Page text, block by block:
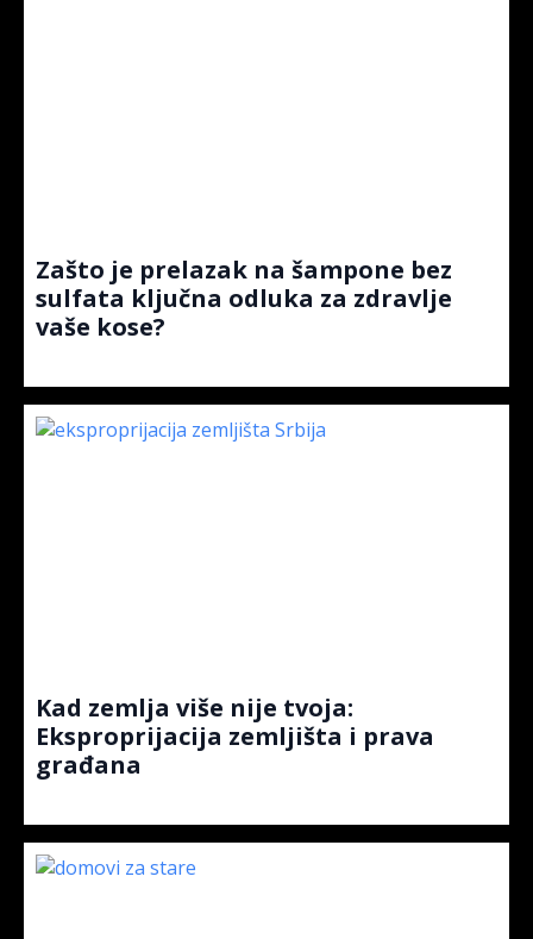
Zašto je prelazak na šampone bez
sulfata ključna odluka za zdravlje
vaše kose?
Kad zemlja više nije tvoja:
Eksproprijacija zemljišta i prava
građana